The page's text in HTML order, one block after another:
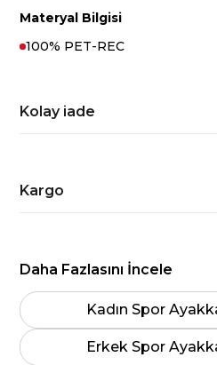
Materyal Bilgisi
100% PET-REC
Kolay iade
Kargo
Daha Fazlasını İncele
Kadın Spor
Erkek Spor